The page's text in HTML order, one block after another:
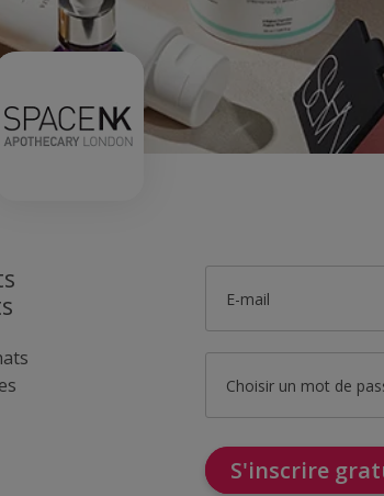
E-mail
Choisir un mot de
S'inscrire